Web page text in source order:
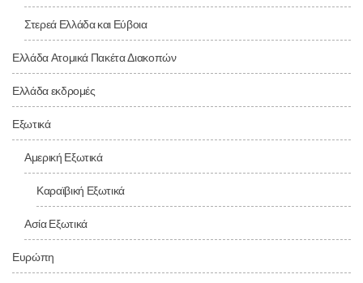
Στερεά Ελλάδα και Εύβοια
Ελλάδα Ατομικά Πακέτα Διακοπών
Ελλάδα εκδρομές
Εξωτικά
Αμερική Εξωτικά
Καραϊβική Εξωτικά
Ασία Εξωτικά
Ευρώπη